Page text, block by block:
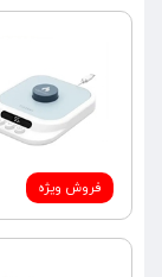
فروش ویژه